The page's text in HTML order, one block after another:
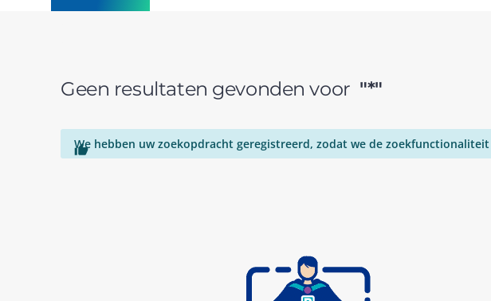
Geen resultaten gevonden voor "*"

We hebben uw zoekopdracht geregistreerd, zodat we de